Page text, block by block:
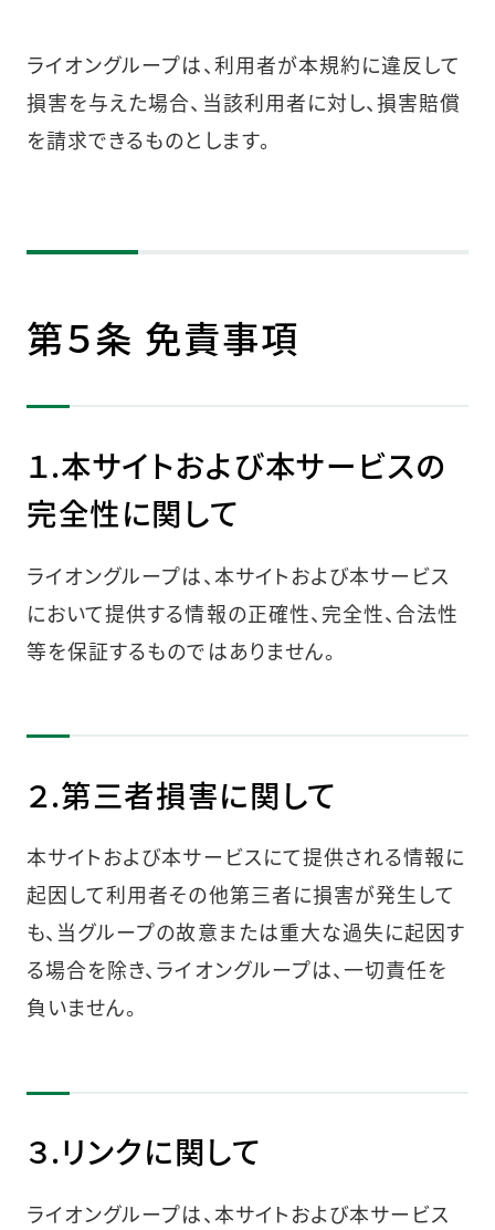
ライオングループは、利用者が本規約に違反して
損害を与えた場合、当該利用者に対し、損害賠償
を請求できるものとします。
第５条 免責事項
１.本サイトおよび本サービスの
完全性に関して
ライオングループは、本サイトおよび本サービス
において提供する情報の正確性、完全性、合法性
等を保証するものではありません。
２.第三者損害に関して
本サイトおよび本サービスにて提供される情報に
起因して利用者その他第三者に損害が発生して
も、当グループの故意または重大な過失に起因す
る場合を除き、ライオングループは、一切責任を
負いません。
３.リンクに関して
ライオングループは、本サイトおよび本サービス